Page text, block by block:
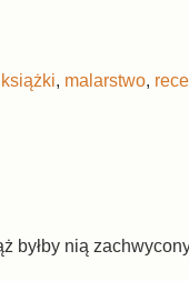
książki, malarstwo,
byłby nią